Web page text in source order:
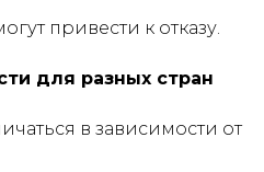
привести к отказу.
для разных стран
в зависимости от